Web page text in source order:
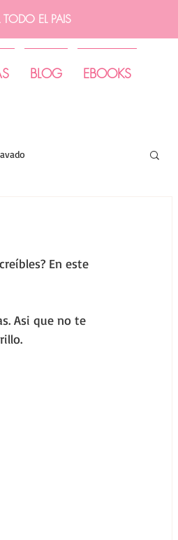
EL PAIS
BLOG EBOOKS
En este
Asi que no te